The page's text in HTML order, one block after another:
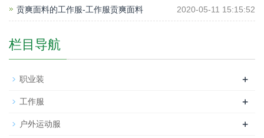
2020-05-11 15:15:52
贡爽面料的工作服-工作服贡爽面料
栏目导航
+
职业装
+
工作服
+
户外运动服